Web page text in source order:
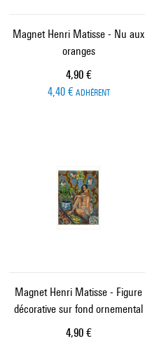
Magnet Henri Matisse - Nu aux
oranges
Prix ​​actuel
4,90 €
4,40 € ADHÉRENT
Magnet Henri Matisse - Figure
décorative sur fond ornemental
Prix ​​actuel
4,90 €